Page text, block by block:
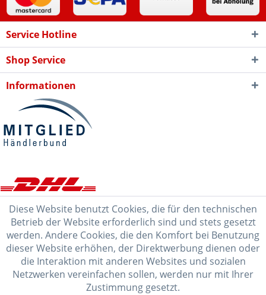
Service Hotline
Shop Service
Informationen
Diese Website benutzt Cookies, die für den technischen
Betrieb der Website erforderlich sind und stets gesetzt
werden. Andere Cookies, die den Komfort bei Benutzung
dieser Website erhöhen, der Direktwerbung dienen oder
die Interaktion mit anderen Websites und sozialen
Netzwerken vereinfachen sollen, werden nur mit Ihrer
Zustimmung gesetzt.